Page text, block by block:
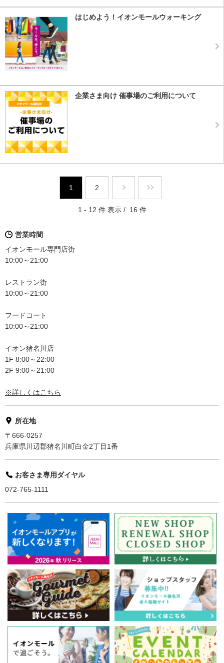
はじめよう！イオンモールウォーキング
企業さま向け 催事場のご利用について
1 2
1 - 12 件 表示 / 16 件
営業時間
イオンモール専門店街
10:00～21:00
レストラン街
10:00～21:00
フードコート
10:00～21:00
イオン猪名川店
1F 8:00～22:00
2F 9:00～21:00
※詳しくはこちら
所在地
〒666-0257
兵庫県川辺郡猪名川町白金2丁目1番
お客さま専用ダイヤル
072-765-1111